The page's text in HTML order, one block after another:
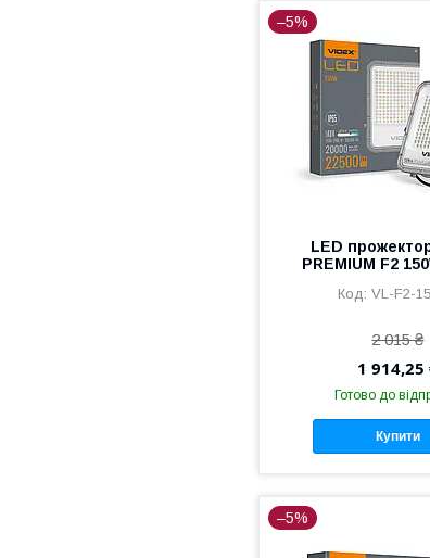
–5%
LED
PREMIUM F2
VL-F2-
2 015 ₴
1 914,25
Готово до
Купити
–5%